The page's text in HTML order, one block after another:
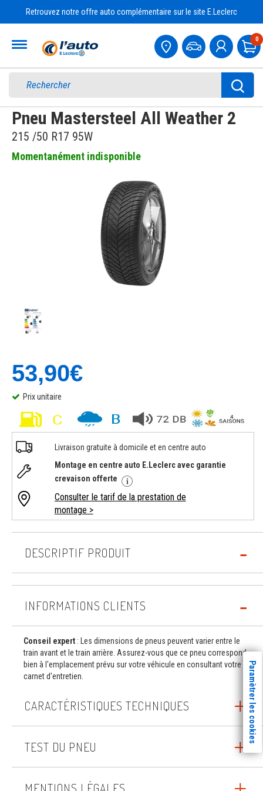
Retrouvez notre offre auto complémentaire sur le site E.Leclerc
0
Pneu Mastersteel All Weather 2
215 /50 R17 95W
Momentanément indisponible
53,90€
Prix unitaire
Livraison gratuite à domicile et en centre auto
Montage en centre auto E.Leclerc avec garantie
crevaison offerte
Consulter le tarif de la prestation de
montage >
DESCRIPTIF PRODUIT
INFORMATIONS CLIENTS
Conseil expert : Les dimensions de pneus peuvent varier entre le
train avant et le train arrière. Assurez-vous que ce pneu correspond
bien à l'emplacement prévu sur votre véhicule en consultant votre
carnet d'entretien.
CARACTÉRISTIQUES TECHNIQUES
TEST DU PNEU
MENTIONS LÉGALES
Paramètrer les cookies